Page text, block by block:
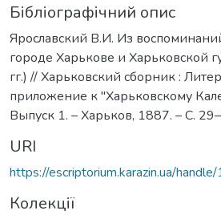
Бібліографічний опис
Ярославский В.И. Из
городе Харькове и Харьковской
гг.) // Харьковский сборник :
приложение к "Харьковскому
Выпуск 1. – Харьков, 1887. – С.
URI
https://escriptorium.karazin.ua/
Колекції